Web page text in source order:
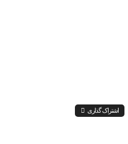
اشتراک گذاری